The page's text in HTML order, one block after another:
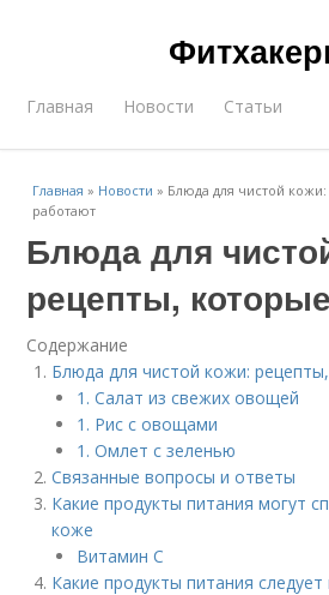
Главная Новости Статьи
Главная » Новости » Блюда для чистой
работают
Блюда для
рецепты,
Содержание
Блюда для чистой кожи:
1. Салат из свежих овощей
1. Рис с овощами
1. Омлет с зеленью
Связанные вопросы и ответы
Какие продукты питания могут
коже
Витамин C
Какие продукты питания следует